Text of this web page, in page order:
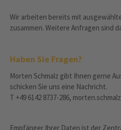
Wir arbeiten bereits mit
zusammen. Weitere Anfragen sind
Haben Sie Fragen?
Morten Schmalz gibt Ihnen gerne
schicken Sie uns eine Nachricht.
T +49 6142 8737-286,
Empfänger Ihrer Daten ist der